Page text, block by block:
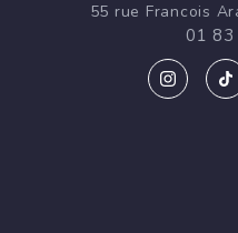
55 rue Francois
01